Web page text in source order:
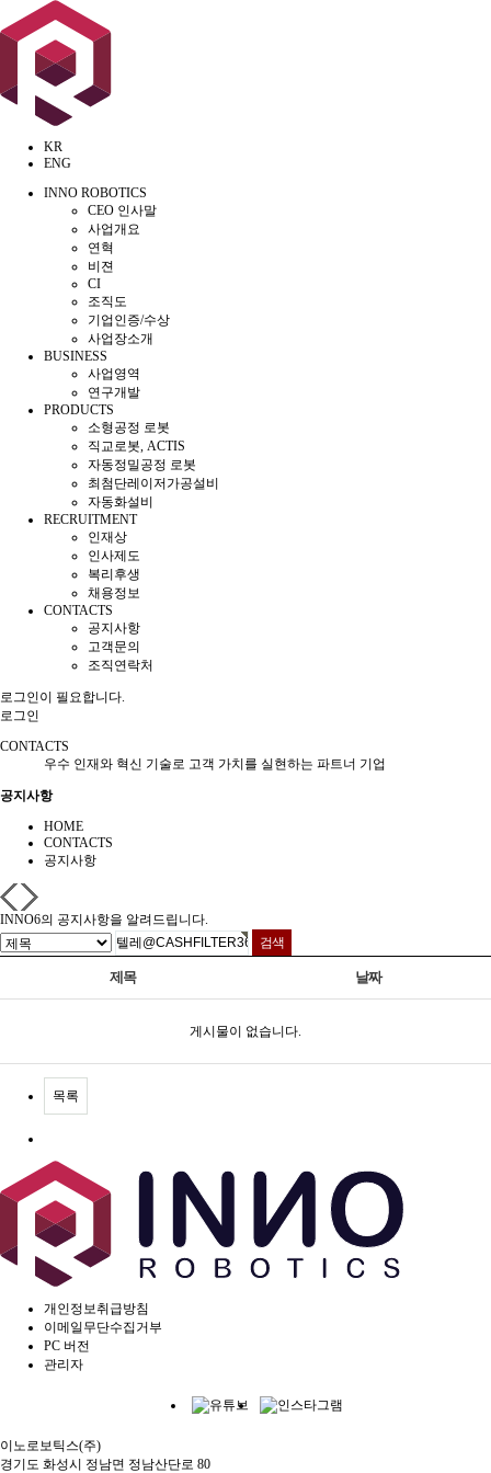
KR
ENG
INNO ROBOTICS
CEO 인사말
사업개요
연혁
비젼
CI
조직도
기업인증/수상
사업장소개
BUSINESS
사업영역
연구개발
PRODUCTS
소형공정 로봇
직교로봇, ACTIS
자동정밀공정 로봇
최첨단레이저가공설비
자동화설비
RECRUITMENT
인재상
인사제도
복리후생
채용정보
CONTACTS
공지사항
고객문의
조직연락처
로그인이 필요합니다.
로그인
CONTACTS
우수 인재와 혁신 기술로 고객 가치를 실현하는 파트너 기업
공지사항
HOME
CONTACTS
공지사항
INNO6의 공지사항을 알려드립니다.
제목 날짜
게시물이 없습니다.
목록
개인정보취급방침
이메일무단수집거부
PC 버전
관리자
이노로보틱스(주)
경기도 화성시 정남면 정남산단로 80